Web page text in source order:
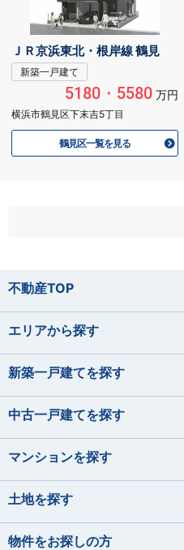
ＪＲ京浜東北・根岸線 鶴見
新築一戸建て
5180・5580万円
横浜市鶴見区下末吉5丁目
鶴見区一覧を見る
不動産TOP
エリアから探す
新築一戸建てを探す
中古一戸建てを探す
マンションを探す
土地を探す
物件をお探しの方